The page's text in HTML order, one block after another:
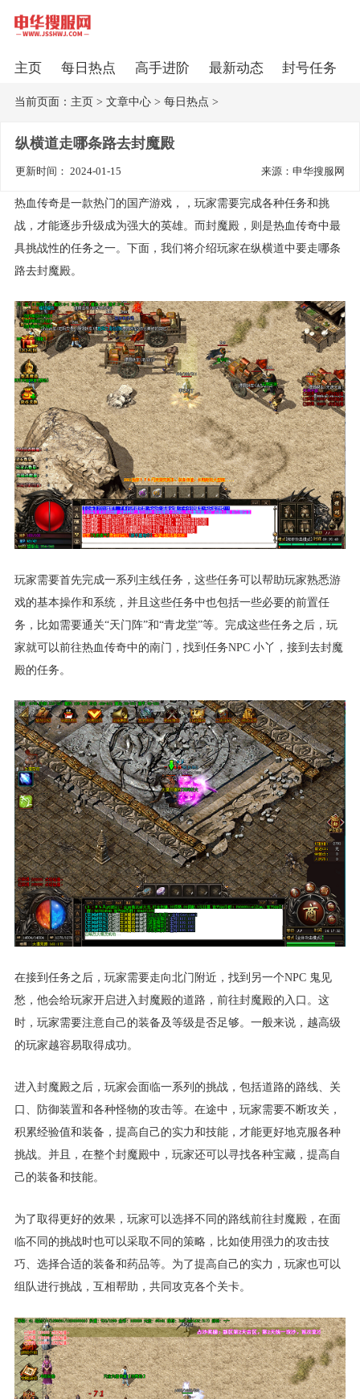
主页 每日热点 高手进阶 最新动态 封号任务
当前页面： 主页> 文章中心> 每日热点 >
纵横道走哪条路去封魔殿
更新时间： 2024-01-15 来源：申华搜服网
热血传奇是一款热门的国产游戏，，玩家需要完成各种任务和挑
战，才能逐步升级成为强大的英雄。而封魔殿，则是热血传奇中最
具挑战性的任务之一。下面，我们将介绍玩家在纵横道中要走哪条
路去封魔殿。
玩家需要首先完成一系列主线任务，这些任务可以帮助玩家熟悉游
戏的基本操作和系统，并且这些任务中也包括一些必要的前置任
务，比如需要通关“天门阵”和“青龙堂”等。完成这些任务之后，玩
家就可以前往热血传奇中的南门，找到任务NPC 小丫，接到去封魔
殿的任务。
在接到任务之后，玩家需要走向北门附近，找到另一个NPC 鬼见
愁，他会给玩家开启进入封魔殿的道路，前往封魔殿的入口。这
时，玩家需要注意自己的装备及等级是否足够。一般来说，越高级
的玩家越容易取得成功。
进入封魔殿之后，玩家会面临一系列的挑战，包括道路的路线、关
口、防御装置和各种怪物的攻击等。在途中，玩家需要不断攻关，
积累经验值和装备，提高自己的实力和技能，才能更好地克服各种
挑战。并且，在整个封魔殿中，玩家还可以寻找各种宝藏，提高自
己的装备和技能。
为了取得更好的效果，玩家可以选择不同的路线前往封魔殿，在面
临不同的挑战时也可以采取不同的策略，比如使用强力的攻击技
巧、选择合适的装备和药品等。为了提高自己的实力，玩家也可以
组队进行挑战，互相帮助，共同攻克各个关卡。